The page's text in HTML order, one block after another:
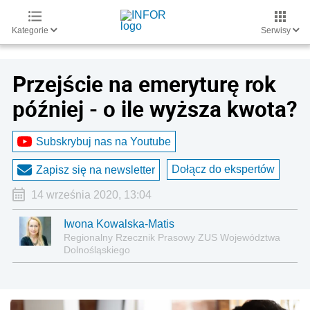
Kategorie Serwisy
Przejście na emeryturę rok
później - o ile wyższa kwota?
Subskrybuj nas na Youtube
Zapisz się na newsletter Dołącz do ekspertów
14 września 2020, 13:04
Iwona Kowalska-Matis
Regionalny Rzecznik Prasowy ZUS Województwa
Dolnośląskiego